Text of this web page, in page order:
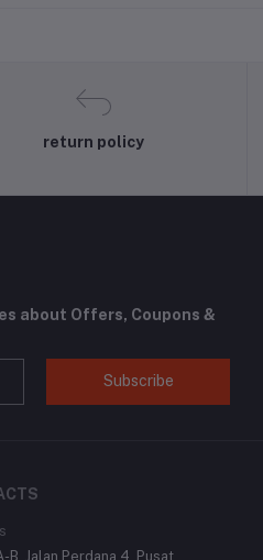
return policy
about Offers, Coupons &
Subscribe
B, Jalan Perdana 4, Pusat